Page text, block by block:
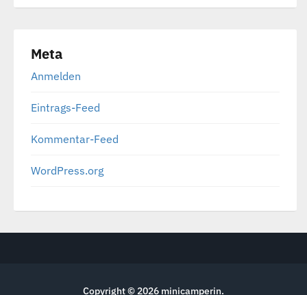
Meta
Anmelden
Eintrags-Feed
Kommentar-Feed
WordPress.org
Copyright © 2026 minicamperin.